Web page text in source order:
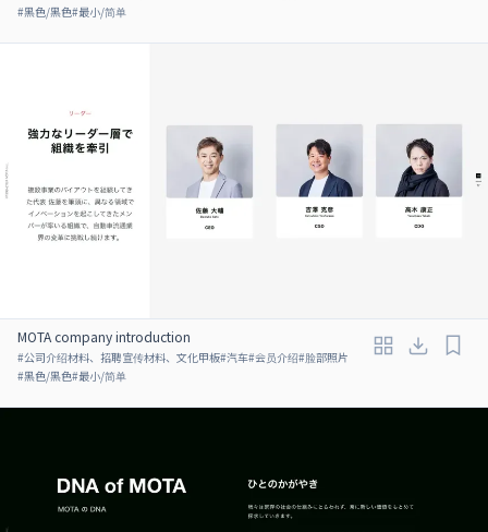
#黑色/黑色#最小/简单
MOTA company introduction
#公司介绍材料、招聘宣传材料、文化甲板#汽车#会员介绍#脸部照片
#黑色/黑色#最小/简单